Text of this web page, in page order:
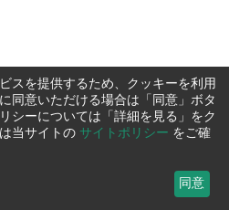
スを提供するため、クッキーを利用
同意いただける場合は「同意」ボタ
シーについては「詳細を見る」をク
当サイトの サイトポリシー をご確
同意